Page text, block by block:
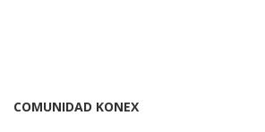
COMUNIDAD KONEX